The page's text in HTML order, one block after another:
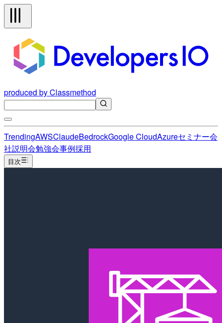
produced by Classmethod
TrendingAWSClaudeBedrockGoogle CloudAzureセミナー会
社説明会勉強会事例採用
目次